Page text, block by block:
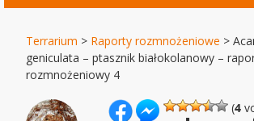
Terrarium > Raporty rozmnożeniowe >
geniculata – ptasznik białokolanowy –
rozmnożeniowy 4
(4